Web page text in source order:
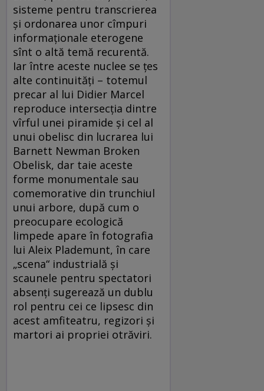
sisteme pentru transcrierea
și ordonarea unor cîmpuri
informaționale eterogene
sînt o altă temă recurentă.
Iar între aceste nuclee se țes
alte continuități – totemul
precar al lui Didier Marcel
reproduce intersecția dintre
vîrful unei piramide și cel al
unui obelisc din lucrarea lui
Barnett Newman Broken
Obelisk, dar taie aceste
forme monumentale sau
comemorative din trunchiul
unui arbore, după cum o
preocupare ecologică
limpede apare în fotografia
lui Aleix Plademunt, în care
„scena“ industrială și
scaunele pentru spectatori
absenți sugerează un dublu
rol pentru cei ce lipsesc din
acest amfiteatru, regizori și
martori ai propriei otrăviri.